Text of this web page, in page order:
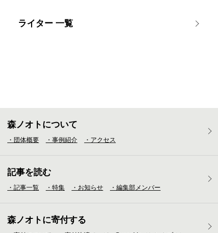
ライター 一覧
森ノオトについて
・団体概要 ・事例紹介 ・アクセス
記事を読む
・記事一覧 ・特集 ・お知らせ ・編集部メンバー
森ノオトに寄付する